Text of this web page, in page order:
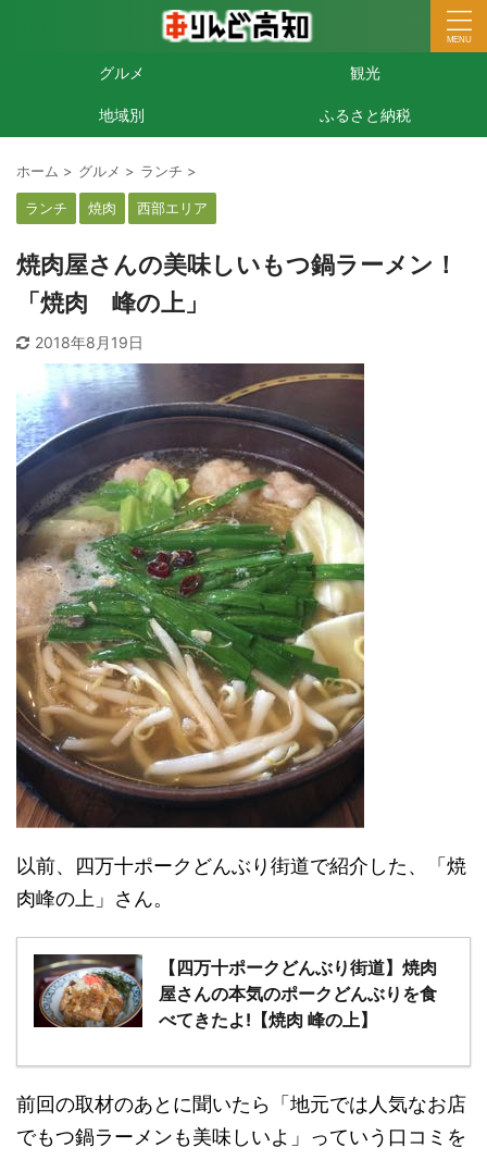
グルメ 観光
地域別 ふるさと納税
ホーム > グルメ > ランチ >
ランチ 焼肉 西部エリア
焼肉屋さんの美味しいもつ鍋ラーメン！
「焼肉 峰の上」
2018年8月19日
以前、四万十ポークどんぶり街道で紹介した、「焼
肉峰の上」さん。
【四万十ポークどんぶり街道】焼肉
屋さんの本気のポークどんぶりを食
べてきたよ!【焼肉 峰の上】
前回の取材のあとに聞いたら「地元では人気なお店
でもつ鍋ラーメンも美味しいよ」っていう口コミを